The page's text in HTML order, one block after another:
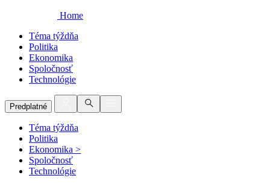
Home
Téma týždňa
Politika
Ekonomika
Spoločnosť
Technológie
Predplatné
Téma týždňa
Politika
Ekonomika >
Spoločnosť
Technológie